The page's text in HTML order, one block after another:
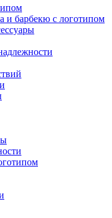
и барбекю с логотипом